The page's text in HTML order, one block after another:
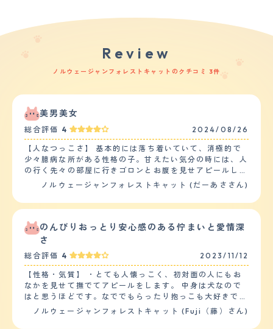
Review
ノルウェージャンフォレストキャットのクチコミ 3件
美男美女
総合評価 4 2024/08/26
【人なつっこさ】 基本的には落ち着いていて、消極的で
少々臆病な所がある性格の子。甘えたい気分の時には、人
の行く先々の部屋に行きゴロンとお腹を見せアピールして
くる。それに答えると、満足するまで人に体を擦り付けた
り、頭突きをしたりしながら甘えてくる。構ってもらえな
いと察すると静かに立ち去ってしまう。同居の猫とは追い
ことはない。同居の後輩猫が相手でも、自分のご飯やおや
つを横取りされても怒ることはなく譲ってしまう。生後２
ヶ月の赤ちゃんがいますが、付かず離れずの距離感で過ご
している。 【落ち着き】 同居の他の猫と遊ぶ時以外は、
基本のんびりと過ごしていて落ち着きのある猫かと思う。
次に一度あるかどうかの頻度で、一人で突発的に走ったり
はする。ただ臆病な性格を持ち合わせているので、急な物
音に驚いて飛び上がったりはする。 【しつけやすさ】 迎
えて数日の間は環境の変化に警戒してしまい粗相をしてい
ノルウェージャンフォレストキャット (だーあささん)
のんびりおっとり安心感のある佇まいと愛情深
さ
総合評価 4 2023/11/12
【性格・気質】 ・とても人懐っこく、初対面の人にもお
なかを見せて撫でてアピールをします。 中身は犬なので
はと思うほどです。なででもらったり抱っこも大好きで、
お留守番の後はいつもお出迎えしてすりすり甘えてくれま
す。 ・猫なのでトイレの質は必要ありませんでした（お
ノルウェージャンフォレストキャット (Fuji（藤）さん)